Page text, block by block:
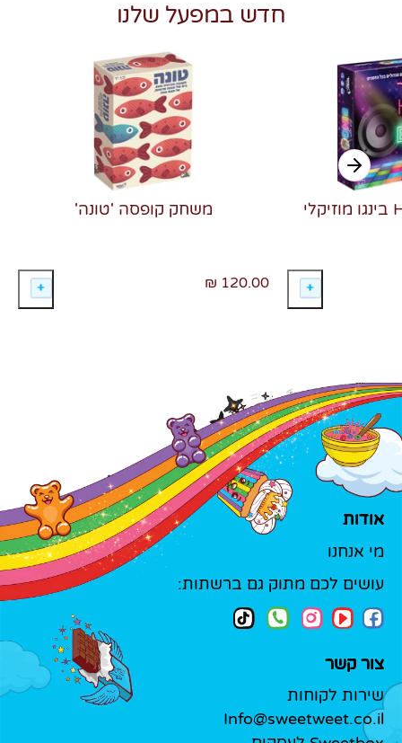
חדש במפעל שלנו
משחק קופסה 'טונה'
120.00 ₪
אודות
מי אנחנו
עושים לכם מתוק גם ברשתות:
צור קשר
שירות לקוחות
Info@sweetweet.co.il